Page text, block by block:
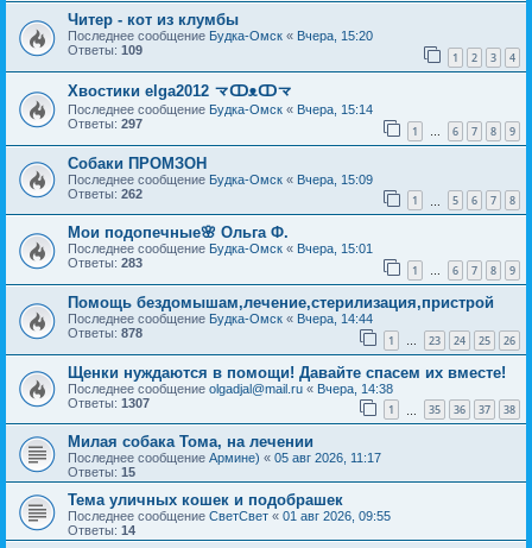
Читер - кот из клумбы
Последнее сообщение Будка-Омск « Вчера, 15:20
Ответы: 109 1 2 3 4
Хвостики elga2012 龴ↀᴥↀ龴
Последнее сообщение Будка-Омск « Вчера, 15:14
Ответы: 297 1 … 6 7 8 9
Собаки ПРОМЗОН
Последнее сообщение Будка-Омск « Вчера, 15:09
Ответы: 262 1 5 6 7 8
Мои подопечные🌸 Ольга Ф.
Последнее сообщение Будка-Омск « Вчера, 15:01
Ответы: 283 1 … 6 7 8 9
Помощь бездомышам,лечение,стерилизация,пристрой
Последнее сообщение Будка-Омск « Вчера, 14:44
Ответы: 878 1 … 23 24 25 26
Щенки нуждаются в помощи! Давайте спасем их вместе!
Последнее сообщение olgadjal@mail.ru « Вчера, 14:38
Ответы: 1307 1 35 36 37 38
Милая собака Тома, на лечении
Последнее сообщение Армине) « 05 авг 2026, 11:17
Ответы: 15
Тема уличных кошек и подобрашек
Последнее сообщение СветСвет « 01 авг 2026, 09:55
Ответы: 14